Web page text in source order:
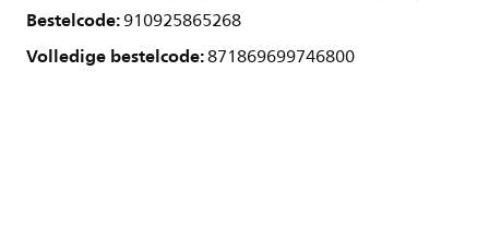
Bestelcode:910925865268
Volledige bestelcode:871869699746800